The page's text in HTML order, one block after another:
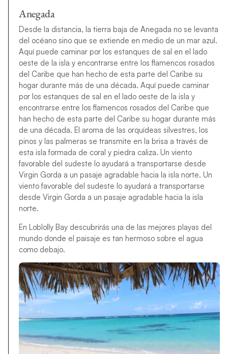
Anegada
Desde la distancia, la tierra baja de Anegada no se levanta
del océano sino que se extiende en medio de un mar azul.
Aquí puede caminar por los estanques de sal en el lado
oeste de la isla y encontrarse entre los flamencos rosados
del Caribe que han hecho de esta parte del Caribe su
hogar durante más de una década. Aquí puede caminar
por los estanques de sal en el lado oeste de la isla y
encontrarse entre los flamencos rosados del Caribe que
han hecho de esta parte del Caribe su hogar durante más
de una década. El aroma de las orquídeas silvestres, los
pinos y las palmeras se transmite en la brisa a través de
esta isla formada de coral y piedra caliza. Un viento
favorable del sudeste lo ayudará a transportarse desde
Virgin Gorda a un pasaje agradable hacia la isla norte. Un
viento favorable del sudeste lo ayudará a transportarse
desde Virgin Gorda a un pasaje agradable hacia la isla
norte.
En Loblolly Bay descubrirás una de las mejores playas del
mundo donde el paisaje es tan hermoso sobre el agua
como debajo.